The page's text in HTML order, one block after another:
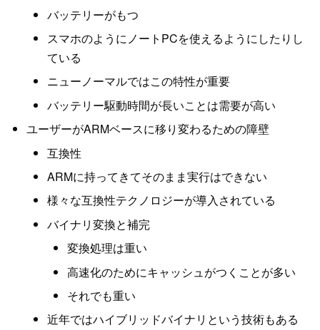
バッテリーがもつ
スマホのようにノートPCを使えるようにしたりし
ている
ニューノーマルではこの特性が重要
バッテリー駆動時間が長いことは需要が高い
ユーザーがARMベースに移り変わるための障壁
互換性
ARMに持ってきてそのまま実行はできない
様々な互換性テクノロジーが導入されている
バイナリ変換と補完
変換処理は重い
高速化のためにキャッシュがつくことが多い
それでも重い
近年ではハイブリッドバイナリという技術もある